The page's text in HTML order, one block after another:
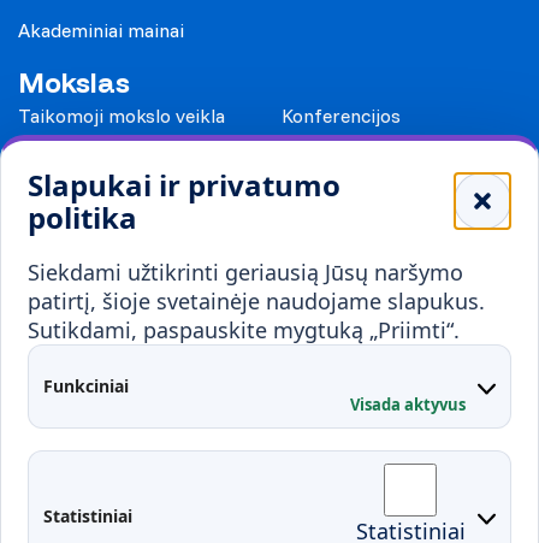
Slapukai ir privatumo
politika
Siekdami užtikrinti geriausią Jūsų naršymo
patirtį, šioje svetainėje naudojame slapukus.
Sutikdami, paspauskite mygtuką „Priimti“.
Funkciniai
Visada aktyvus
Statistiniai Statistiniai
Akademiniai mainai
Mokslas
Taikomoji mokslo veikla
Konferencijos
Mokykloms
Visuomenei ir verslui
Mokymai ir konsultavimas
Partnerystės
Karjera
Kontaktai
Administracija
Fakultetai
Studentų atstovybė